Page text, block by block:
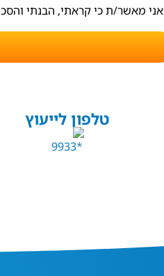
אני מאשר/ת כי קראתי, הבנתי
טלפון לייעוץ